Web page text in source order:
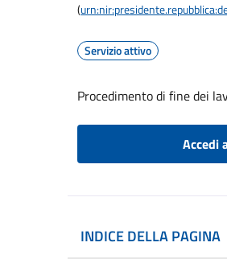
(
Servizio attivo
Procedimento di fine dei
Accedi
INDICE DELLA PAGINA